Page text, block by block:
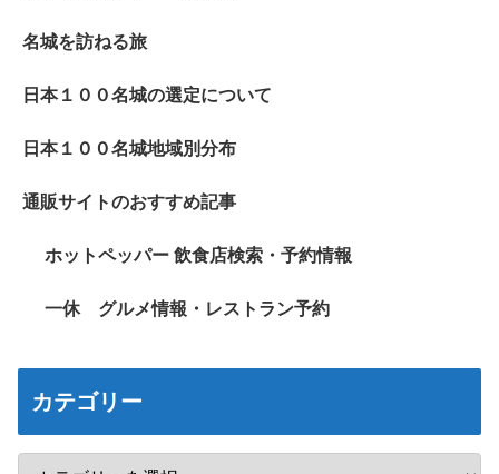
名城を訪ねる旅
日本１００名城の選定について
日本１００名城地域別分布
通販サイトのおすすめ記事
ホットペッパー 飲食店検索・予約情報
一休 グルメ情報・レストラン予約
カテゴリー